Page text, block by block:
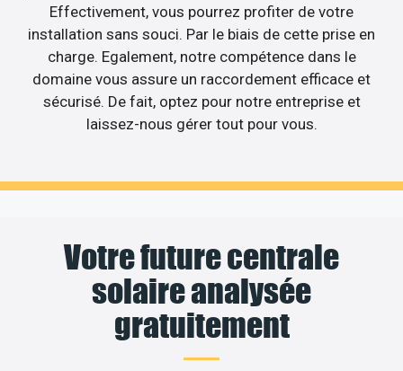
Effectivement, vous pourrez profiter de votre
installation sans souci. Par le biais de cette prise en
charge. Egalement, notre compétence dans le
domaine vous assure un raccordement efficace et
sécurisé. De fait, optez pour notre entreprise et
laissez-nous gérer tout pour vous.
Votre future centrale
solaire analysée
gratuitement